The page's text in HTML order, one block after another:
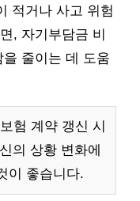
적거나 사고 위험
, 자기부담금 비
줄이는 데 도움
험 계약 갱신 시
의 상황 변화에
이 좋습니다.